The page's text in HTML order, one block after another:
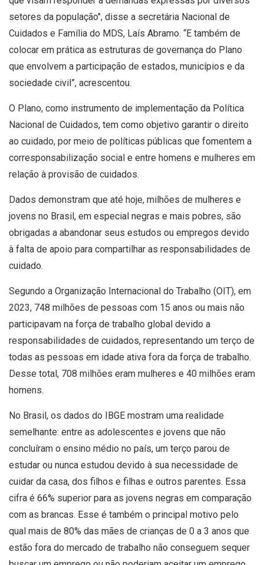
setores da população", disse a secretária Nacional de
Cuidados e Família do MDS, Laís Abramo. “E também de
colocar em prática as estruturas de governança do Plano
que envolvem a participação de estados, municípios e da
sociedade civil”, acrescentou.
O Plano, como instrumento de implementação da Política
Nacional de Cuidados, tem como objetivo garantir o direito
ao cuidado, por meio de políticas públicas que fomentem a
corresponsabilização social e entre homens e mulheres em
relação à provisão de cuidados.
Dados demonstram que até hoje, milhões de mulheres e
jovens no Brasil, em especial negras e mais pobres, são
obrigadas a abandonar seus estudos ou empregos devido
à falta de apoio para compartilhar as responsabilidades de
cuidado.
Segundo a Organização Internacional do Trabalho (OIT), em
2023, 748 milhões de pessoas com 15 anos ou mais não
participavam na força de trabalho global devido a
responsabilidades de cuidados, representando um terço de
todas as pessoas em idade ativa fora da força de trabalho.
Desse total, 708 milhões eram mulheres e 40 milhões eram
homens.
No Brasil, os dados do IBGE mostram uma realidade
semelhante: entre as adolescentes e jovens que não
concluíram o ensino médio no país, um terço parou de
estudar ou nunca estudou devido à sua necessidade de
cuidar da casa, dos filhos e filhas e outros parentes. Essa
cifra é 66% superior para as jovens negras em comparação
com as brancas. Esse é também o principal motivo pelo
qual mais de 80% das mães de crianças de 0 a 3 anos que
estão fora do mercado de trabalho não conseguem sequer